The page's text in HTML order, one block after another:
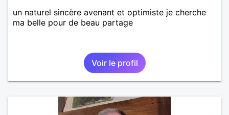
un naturel sincère avenant et optimiste je cherche
ma belle pour de beau partage
Voir le profil